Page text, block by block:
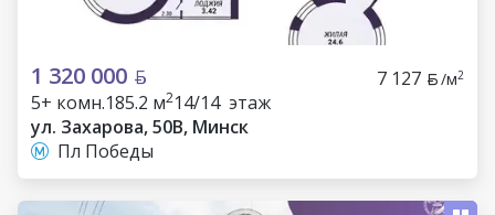
1 320 000 7 127 /м2
5+ комн.185.2 м214/14 этаж
ул. Захарова, 50В, Минск
Пл Победы